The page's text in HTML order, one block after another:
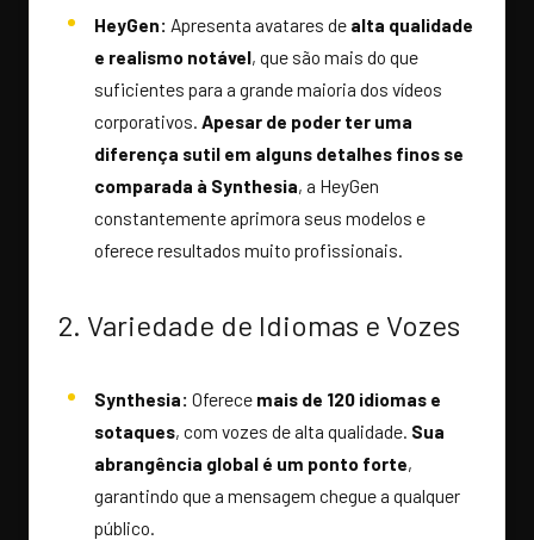
HeyGen: Apresenta avatares de alta qualidade
e realismo notável, que são mais do que
suficientes para a grande maioria dos vídeos
corporativos. Apesar de poder ter uma
diferença sutil em alguns detalhes finos se
comparada à Synthesia, a HeyGen
constantemente aprimora seus modelos e
oferece resultados muito profissionais.
2. Variedade de Idiomas e Vozes
Synthesia: Oferece mais de 120 idiomas e
sotaques, com vozes de alta qualidade. Sua
abrangência global é um ponto forte,
garantindo que a mensagem chegue a qualquer
público.